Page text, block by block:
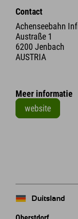
Contact
Achenseebahn
Austraße 1
6200 Jenbach
AUSTRIA
Meer informatie
website
Duitsland